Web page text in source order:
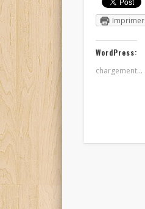
Imprimer
WordPress:
chargement…